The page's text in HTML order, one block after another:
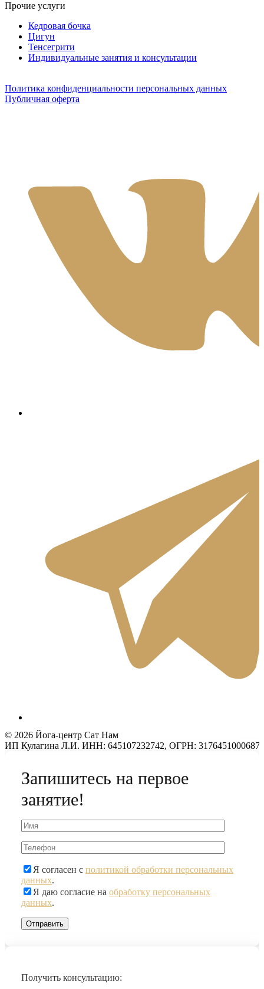
Прочие услуги
Кедровая бочка
Цигун
Тенсегрити
Индивидуальные занятия и консультации
Политика конфиденциальности персональных данных
Публичная оферта
© 2026 Йога-центр Сат Нам
ИП Кулагина Л.И. ИНН: 645107232742, ОГРН:
Запишитесь на первое
занятие!
Я согласен с политикой обработки персональных
данных.
Я даю согласие на обработку персональных
данных.
Получить консультацию: